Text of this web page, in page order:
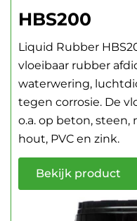
HBS200
Liquid Rubber
vloeibaar rubber
waterwering,
tegen corrosie. De
o.a. op beton, steen,
hout, PVC en zink.
Bekijk product